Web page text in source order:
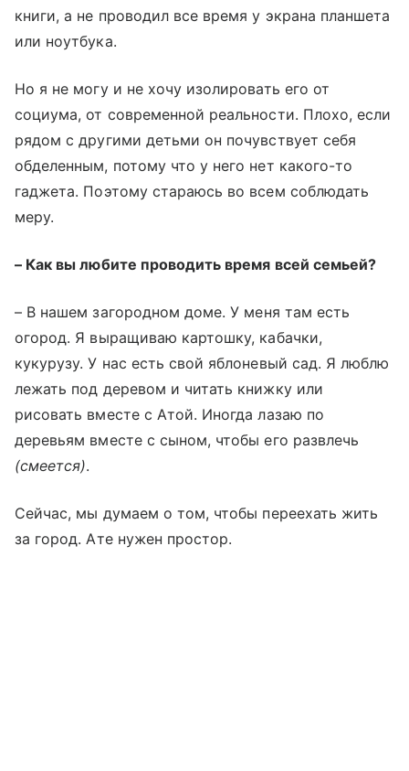
книги, а не проводил все время у экрана планшета
или ноутбука.
Но я не могу и не хочу изолировать его от
социума, от современной реальности. Плохо, если
рядом с другими детьми он почувствует себя
обделенным, потому что у него нет какого-то
гаджета. Поэтому стараюсь во всем соблюдать
меру.
– Как вы любите проводить время всей семьей?
– В нашем загородном доме. У меня там есть
огород. Я выращиваю картошку, кабачки,
кукурузу. У нас есть свой яблоневый сад. Я люблю
лежать под деревом и читать книжку или
рисовать вместе с Атой. Иногда лазаю по
деревьям вместе с сыном, чтобы его развлечь
(смеется).
Сейчас, мы думаем о том, чтобы переехать жить
за город. Ате нужен простор.